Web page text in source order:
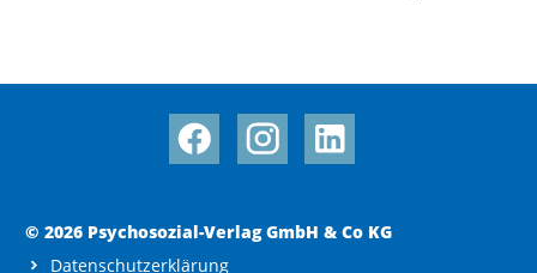
© 2026 Psychosozial-Verlag GmbH & Co KG
Datenschutzerklärung